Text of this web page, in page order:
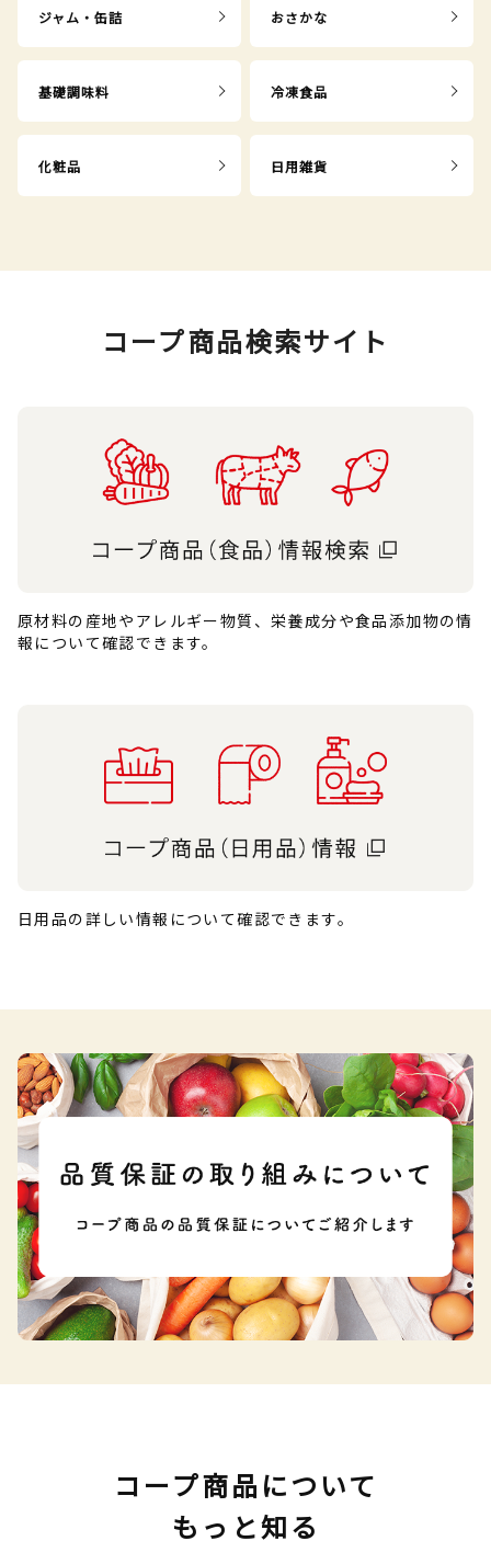
ジャム・缶詰 おさかな
基礎調味料 冷凍食品
化粧品 日用雑貨
コープ商品検索サイト
原材料の産地やアレルギー物質、栄養成分や食品添加物の情
報について確認できます。
日用品の詳しい情報について確認できます。
コープ商品について
もっと知る